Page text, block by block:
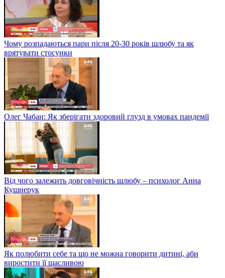
Чому розпадаються пари після 20-30 років шлюбу та як
врятувати стосунки
Олег Чабан: Як зберігати здоровий глузд в умовах пандемії
Від чого залежить довговічність шлюбу – психолог Анна
Кушнерук
Як полюбити себе та що не можна говорити дитині, аби
виростити її щасливою